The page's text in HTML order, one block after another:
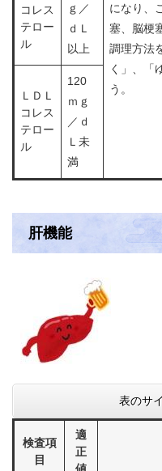
になり、
塞、脳梗
調理方法
く」、「
う。
コレス
テロー
ル
ｇ／
ｄＬ
以上
ＬＤＬ
コレス
テロー
ル
120
ｍｇ
／ｄ
Ｌ未
満
肝機能
表のサ
検査項
目
適
正
値